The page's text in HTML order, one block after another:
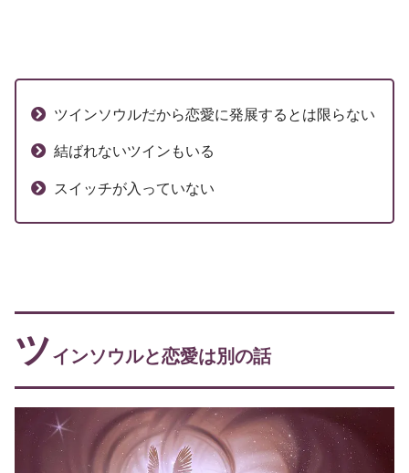
ツインソウルだから恋愛に発展するとは限らない
結ばれないツインもいる
スイッチが入っていない
ツインソウルと恋愛は別の話